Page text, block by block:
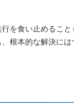
を食い止めるこ
根本的な解決には